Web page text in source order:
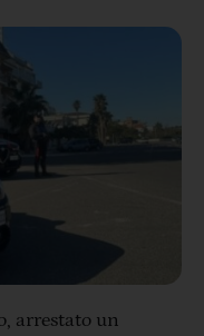
arrestato un